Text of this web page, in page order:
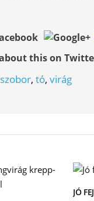
szobor, tó, virág
JÓ